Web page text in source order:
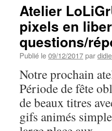
Atelier
pixels en
questions/
Publié le09/12/2017par
Notre prochain
Période de fête
de beaux titres
gifs animés